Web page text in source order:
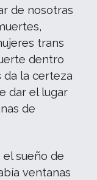
de nosotras
trans
dentro
da la certeza
dar el lugar
de
sueño de
ventanas